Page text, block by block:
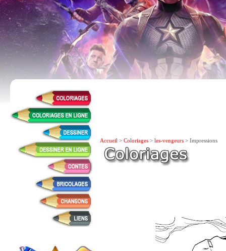
Accueil > Coloriages > les-vengeurs > Impressions